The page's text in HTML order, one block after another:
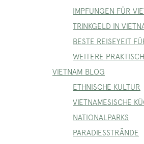
IMPFUNGEN FÜR
TRINKGELD IN
BESTE REISEYEIT
WEITERE
VIETNAM BLOG
ETHNISCHE KULTUR
VIETNAMESISCHE
NATIONALPARKS
PARADIESSTRÄNDE